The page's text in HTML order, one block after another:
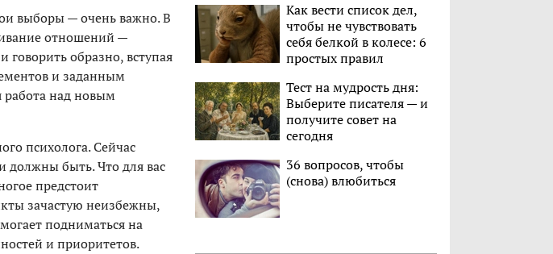
выборы — очень важно. В
отношений —
говорить образно, вступая
и заданным
работа над новым
психолога. Сейчас
должны быть. Что для вас
предстоит
зачастую неизбежны,
подниматься на
и приоритетов.
Как вести список дел,
чтобы не чувствовать
себя белкой в колесе: 6
простых правил
Тест на мудрость дня:
Выберите писателя — и
получите совет на
сегодня
36 вопросов, чтобы
(снова) влюбиться